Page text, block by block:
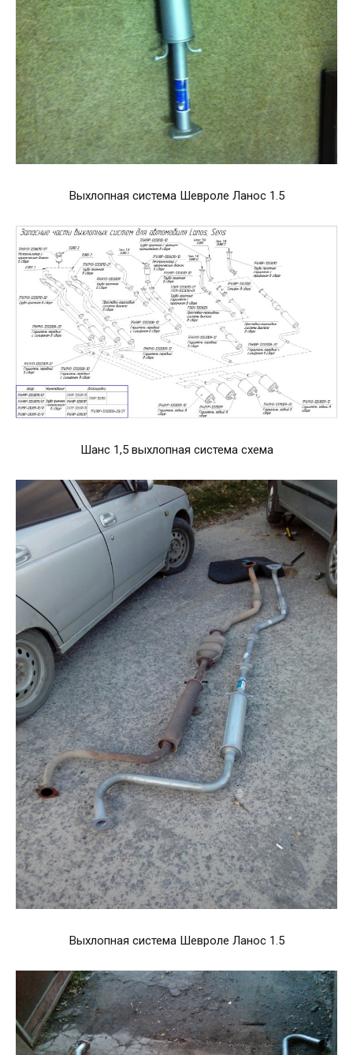
Выхлопная система Шевроле Ланос 1.5
Шанс 1,5 выхлопная система схема
Выхлопная система Шевроле Ланос 1.5